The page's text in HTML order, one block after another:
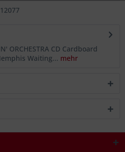
ORCHESTRA CD Cardboard
Waiting... mehr